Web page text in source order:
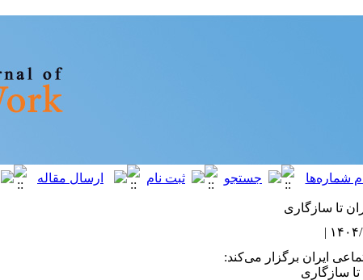
تا سازگاری
ایران برگزار می‌کند:
سازگاری